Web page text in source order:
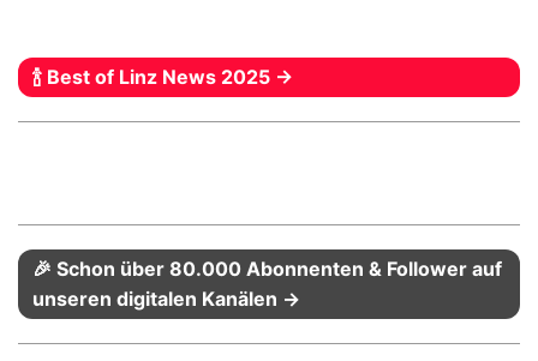
🍾 Best of Linz News 2025 →
🎉 Schon über 80.000 Abonnenten & Follower auf
unseren digitalen Kanälen →